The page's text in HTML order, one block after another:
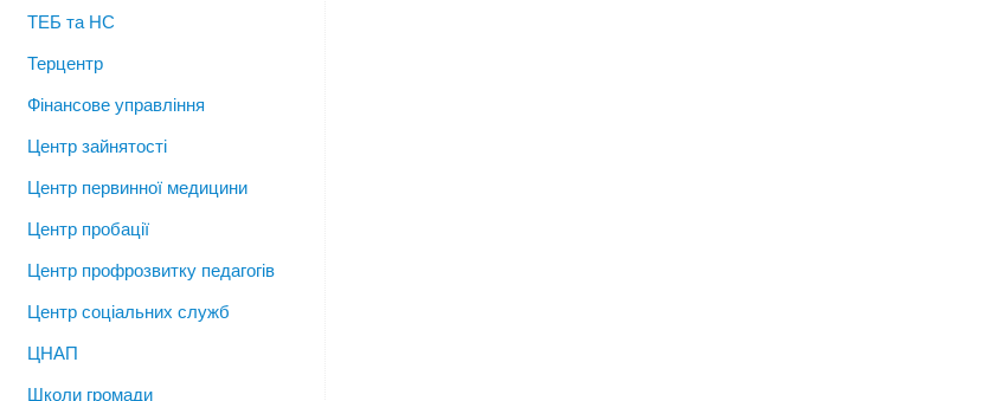
ТЕБ та НС
Терцентр
Фінансове управління
Центр зайнятості
Центр первинної медицини
Центр пробації
Центр профрозвитку педагогів
Центр соціальних служб
ЦНАП
Школи громади